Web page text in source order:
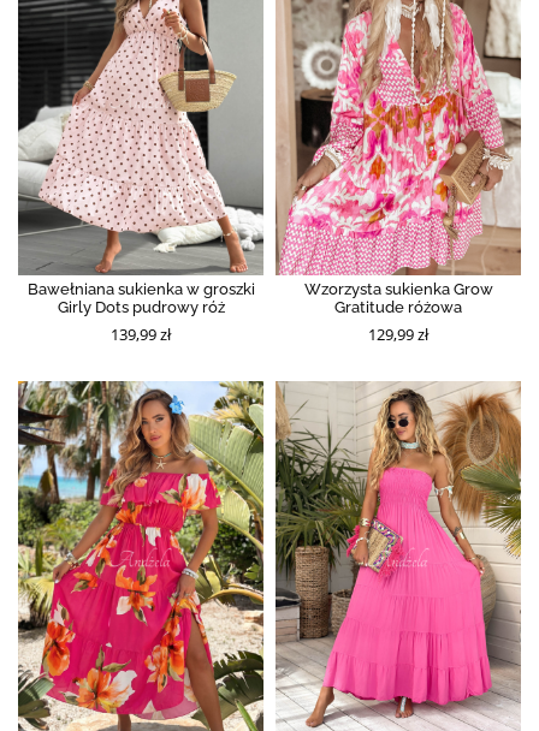
Bawełniana sukienka w groszki
Girly Dots pudrowy róż
139,99 zł
Wzorzysta sukienka Grow
Gratitude różowa
129,99 zł